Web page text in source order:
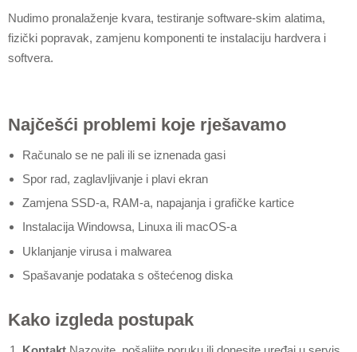
Nudimo pronalaženje kvara, testiranje software-skim alatima,
fizički popravak, zamjenu komponenti te instalaciju hardvera i
softvera.
Najčešći problemi koje rješavamo
Računalo se ne pali ili se iznenada gasi
Spor rad, zaglavljivanje i plavi ekran
Zamjena SSD-a, RAM-a, napajanja i grafičke kartice
Instalacija Windowsa, Linuxa ili macOS-a
Uklanjanje virusa i malwarea
Spašavanje podataka s oštećenog diska
Kako izgleda postupak